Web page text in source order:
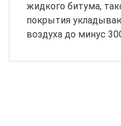
жидкого битума,
покрытия
воздуха до минус